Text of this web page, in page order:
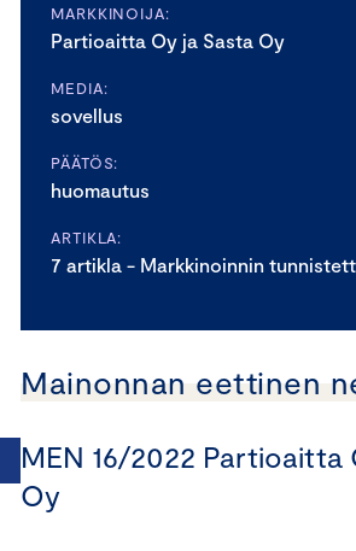
MARKKINOIJA:
Partioaitta Oy ja Sasta Oy
MEDIA:
sovellus
PÄÄTÖS:
huomautus
ARTIKLA:
7 artikla - Markkinoinnin
Mainonnan eettinen
MEN 16/2022 Partioaitta
Oy